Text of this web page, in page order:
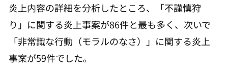
炎上内容の詳細を分析したところ、「不謹慎狩
り」に関する炎上事案が86件と最も多く、次いで
「非常識な行動（モラルのなさ）」に関する炎上
事案が59件でした。